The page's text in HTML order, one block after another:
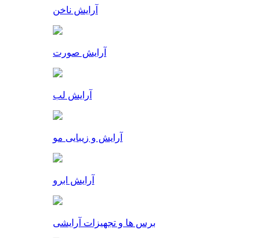
آرایش ناخن
آرایش صورت
آرایش لب
آرایش و زیبایی مو
آرایش ابرو
برس ها و تجهیزات آرایشی